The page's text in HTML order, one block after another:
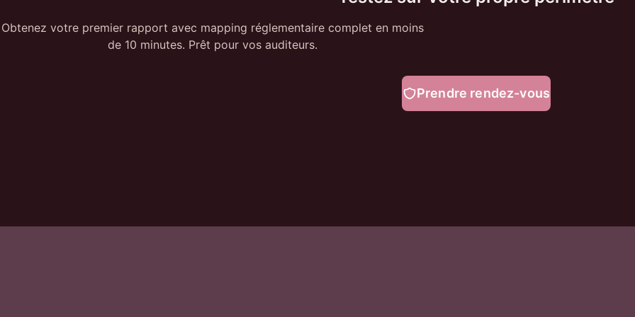
Obtenez votre premier rapport avec mapping réglementaire complet en moins
de 10 minutes. Prêt pour vos auditeurs.
Prendre rendez-vous